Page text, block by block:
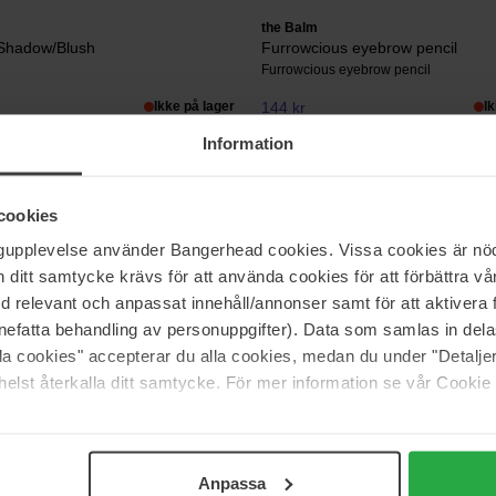
Information
använder Bangerhead cookies. Vissa cookies är
ditt samtycke krävs för att använda cookies för att förbättra
relevant och anpassat innehåll/annonser samt för att aktivera
behandling av personuppgifter). Data som samlas in
cookies" accepterar du alla cookies, medan du under
återkalla ditt samtycke. För mer information se vår
Anpassa
Blush
Ikke på lager
the Balm
Furrowcious eyebrow pencil
Furrowcious eyebrow pencil
144 kr
kr
Ikke på lager
Mad Lash Mascara
149 kr
Normalpris 165 kr
Vis flere